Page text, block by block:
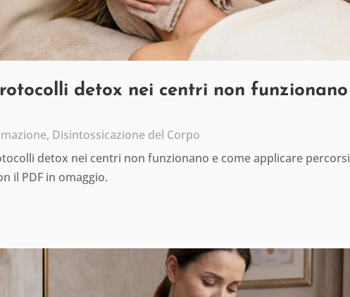
detox nei centri non funzionano
, Disintossicazione del Corpo
detox nei centri non funzionano e come applicare percorsi
il PDF in omaggio.